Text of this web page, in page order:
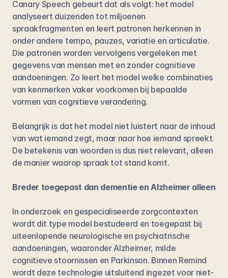
Canary Speech gebeurt dat als volgt: het model
analyseert duizenden tot miljoenen
spraakfragmenten en leert patronen herkennen in
onder andere tempo, pauzes, variatie en articulatie.
Die patronen worden vervolgens vergeleken met
gegevens van mensen met en zonder cognitieve
aandoeningen. Zo leert het model welke combinaties
van kenmerken vaker voorkomen bij bepaalde
vormen van cognitieve verandering.
Belangrijk is dat het model niet luistert naar de inhoud
van wat iemand zegt, maar naar hoe iemand spreekt.
De betekenis van woorden is dus niet relevant, alleen
de manier waarop spraak tot stand komt.
Breder toegepast dan dementie en Alzheimer alleen
In onderzoek en gespecialiseerde zorgcontexten
wordt dit type model bestudeerd en toegepast bij
uiteenlopende neurologische en psychiatrische
aandoeningen, waaronder Alzheimer, milde
cognitieve stoornissen en Parkinson. Binnen Remind
wordt deze technologie uitsluitend ingezet voor niet-